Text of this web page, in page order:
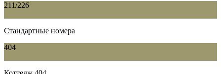
211/226
Стандартные номера
404